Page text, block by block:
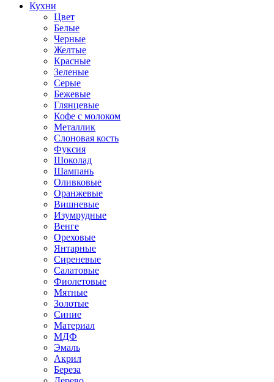
Кухни
Цвет
Белые
Черные
Желтые
Красные
Зеленые
Серые
Бежевые
Глянцевые
Кофе с молоком
Металлик
Слоновая кость
Фуксия
Шоколад
Шампань
Оливковые
Оранжевые
Вишневые
Изумрудные
Венге
Ореховые
Янтарные
Сиреневые
Салатовые
Фиолетовые
Мятные
Золотые
Синие
Материал
МДФ
Эмаль
Акрил
Береза